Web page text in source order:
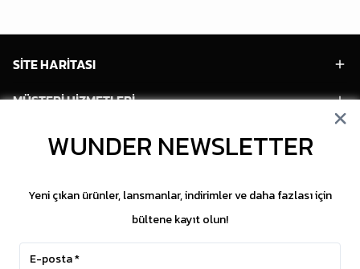
SİTE HARİTASI
MÜŞTERİ HİZMETLERİ
HESABIM
SOSYAL MEDYA
WUNDER NEWSLETTER
Yeni çıkan ürünler, lansmanlar, indirimler ve daha fazlası için
bültene kayıt olun!